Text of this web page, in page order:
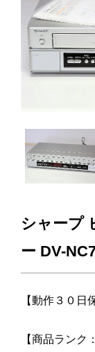
シャープ
ー DV-
【動作３０
【商品ラン